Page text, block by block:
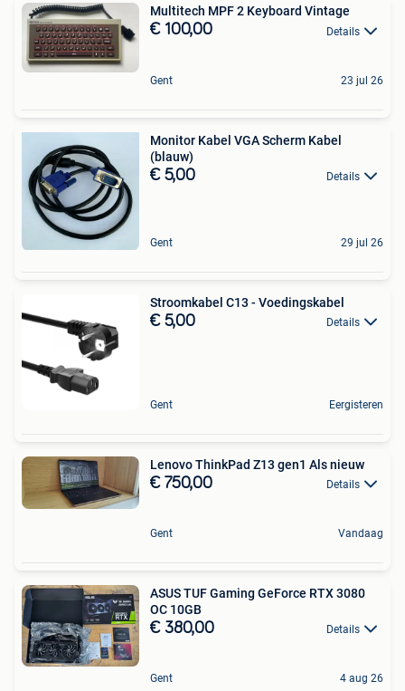
Multitech MPF 2 Keyboard Vintage
€ 100,00 Details
Gent 23 jul 26
Monitor Kabel VGA Scherm Kabel
(blauw)
€ 5,00 Details
Gent 29 jul 26
Stroomkabel C13 - Voedingskabel
€ 5,00 Details
Gent Eergisteren
Lenovo ThinkPad Z13 gen1 Als nieuw
€ 750,00 Details
Gent Vandaag
ASUS TUF Gaming GeForce RTX 3080
OC 10GB
€ 380,00 Details
Gent 4 aug 26